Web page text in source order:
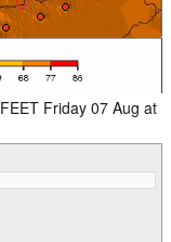
Friday 07 Aug at